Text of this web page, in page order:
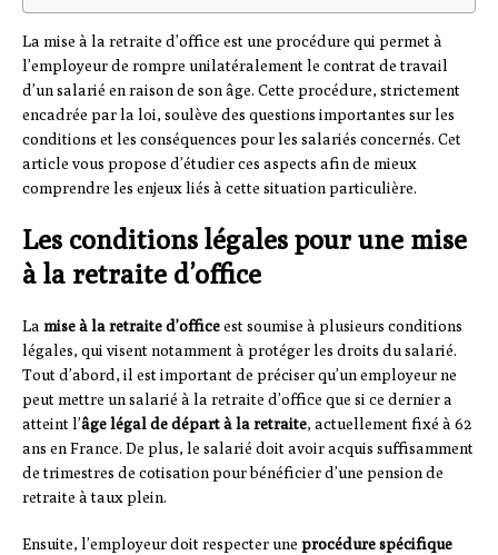
La mise à la retraite d’office est une procédure qui permet à
l’employeur de rompre unilatéralement le contrat de travail
d’un salarié en raison de son âge. Cette procédure, strictement
encadrée par la loi, soulève des questions importantes sur les
conditions et les conséquences pour les salariés concernés. Cet
article vous propose d’étudier ces aspects afin de mieux
comprendre les enjeux liés à cette situation particulière.
Les conditions légales pour une mise
à la retraite d’office
La mise à la retraite d’officeest soumise à plusieurs conditions
légales, qui visent notamment à protéger les droits du salarié.
Tout d’abord, il est important de préciser qu’un employeur ne
peut mettre un salarié à la retraite d’office que si ce dernier a
atteint l’âge légal de départ à la retraite, actuellement fixé à 62
ans en France. De plus, le salarié doit avoir acquis suffisamment
de trimestres de cotisation pour bénéficier d’une pension de
retraite à taux plein.
Ensuite, l’employeur doit respecter une procédure spécifique